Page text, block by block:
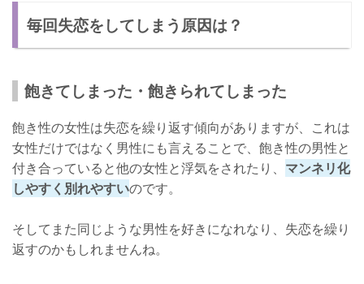
毎回失恋をしてしまう原因は？
飽きてしまった・飽きられてしまった
飽き性の女性は失恋を繰り返す傾向がありますが、これは
女性だけではなく男性にも言えることで、飽き性の男性と
付き合っていると他の女性と浮気をされたり、 マンネリ化
しやすく別れやすいのです。
そしてまた同じような男性を好きになれなり、失恋を繰り
返すのかもしれませんね。